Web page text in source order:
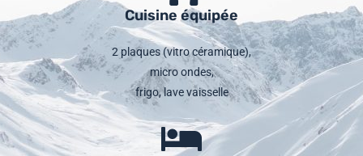
Cuisine équipée
2 plaques (vitro céramique),
micro ondes,
frigo, lave vaisselle